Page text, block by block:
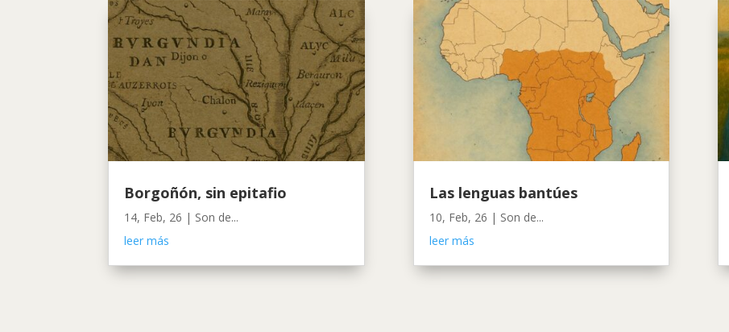
Borgoñón, sin epitafio
14, Feb, 26 | Son de...
leer más
Las lenguas bantúes
10, Feb, 26 | Son de...
leer más